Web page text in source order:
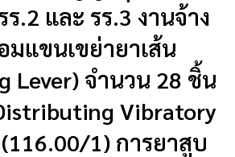
.2 และ รร.3 งานจ้าง
มแขนเขย่ายาเส้น
Lever) จำนวน 28 ชิ้น
Vibratory
1) การยาสูบ